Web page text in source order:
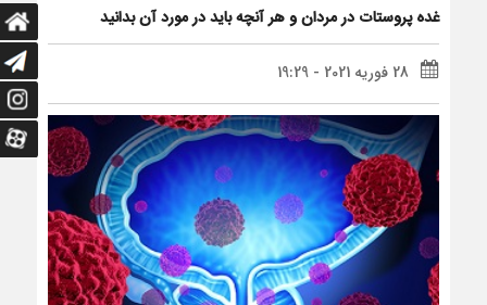
غده پروستات در مردان و هر آنچه باید در مورد آن بدانید
28 فوریه 2021 - 19:29